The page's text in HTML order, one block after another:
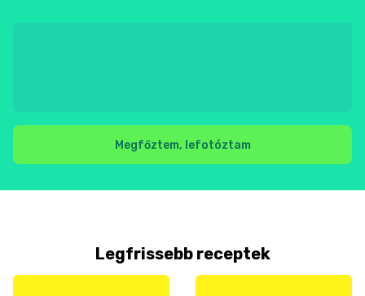
Megfőztem, lefotóztam
Legfrissebb receptek